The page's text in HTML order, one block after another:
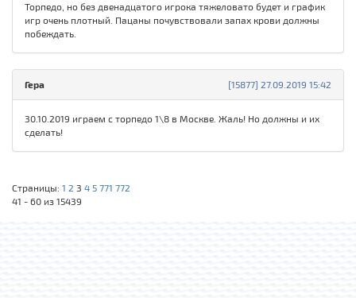
Торпедо, но без двенадцатого игрока тяжеловато будет и график
игр очень плотный. Пацаны почувствовали запах крови должны
побеждать.
[15877] 27.09.2019 15:42
Гера
30.10.2019 играем с торпедо 1\8 в Москве. Жаль! Но должны и их
сделать!
Страницы: 1 2 3 4 5 771 772
41 - 60 из 15439